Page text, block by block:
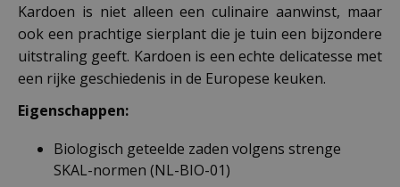
Kardoen is niet alleen een culinaire aanwinst, maar
ook een prachtige sierplant die je tuin een bijzondere
uitstraling geeft. Kardoen is een echte delicatesse met
een rijke geschiedenis in de Europese keuken.
Eigenschappen:
Biologisch geteelde zaden volgens strenge
SKAL-normen (NL-BIO-01)